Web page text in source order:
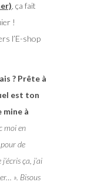
, ça fait
!
l’E-shop
? Prête à
est ton
mine à
moi en
de
ça, j’ai
». Bisous